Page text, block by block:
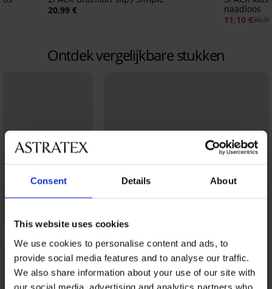
Consent Details About
This website uses cookies
We use cookies to personalise content and ads, to
provide social media features and to analyse our traffic.
We also share information about your use of our site with
our social media, advertising and analytics partners who
20,99 €
naadloos
11,10 €
Ontdek vergelijkbare stukken